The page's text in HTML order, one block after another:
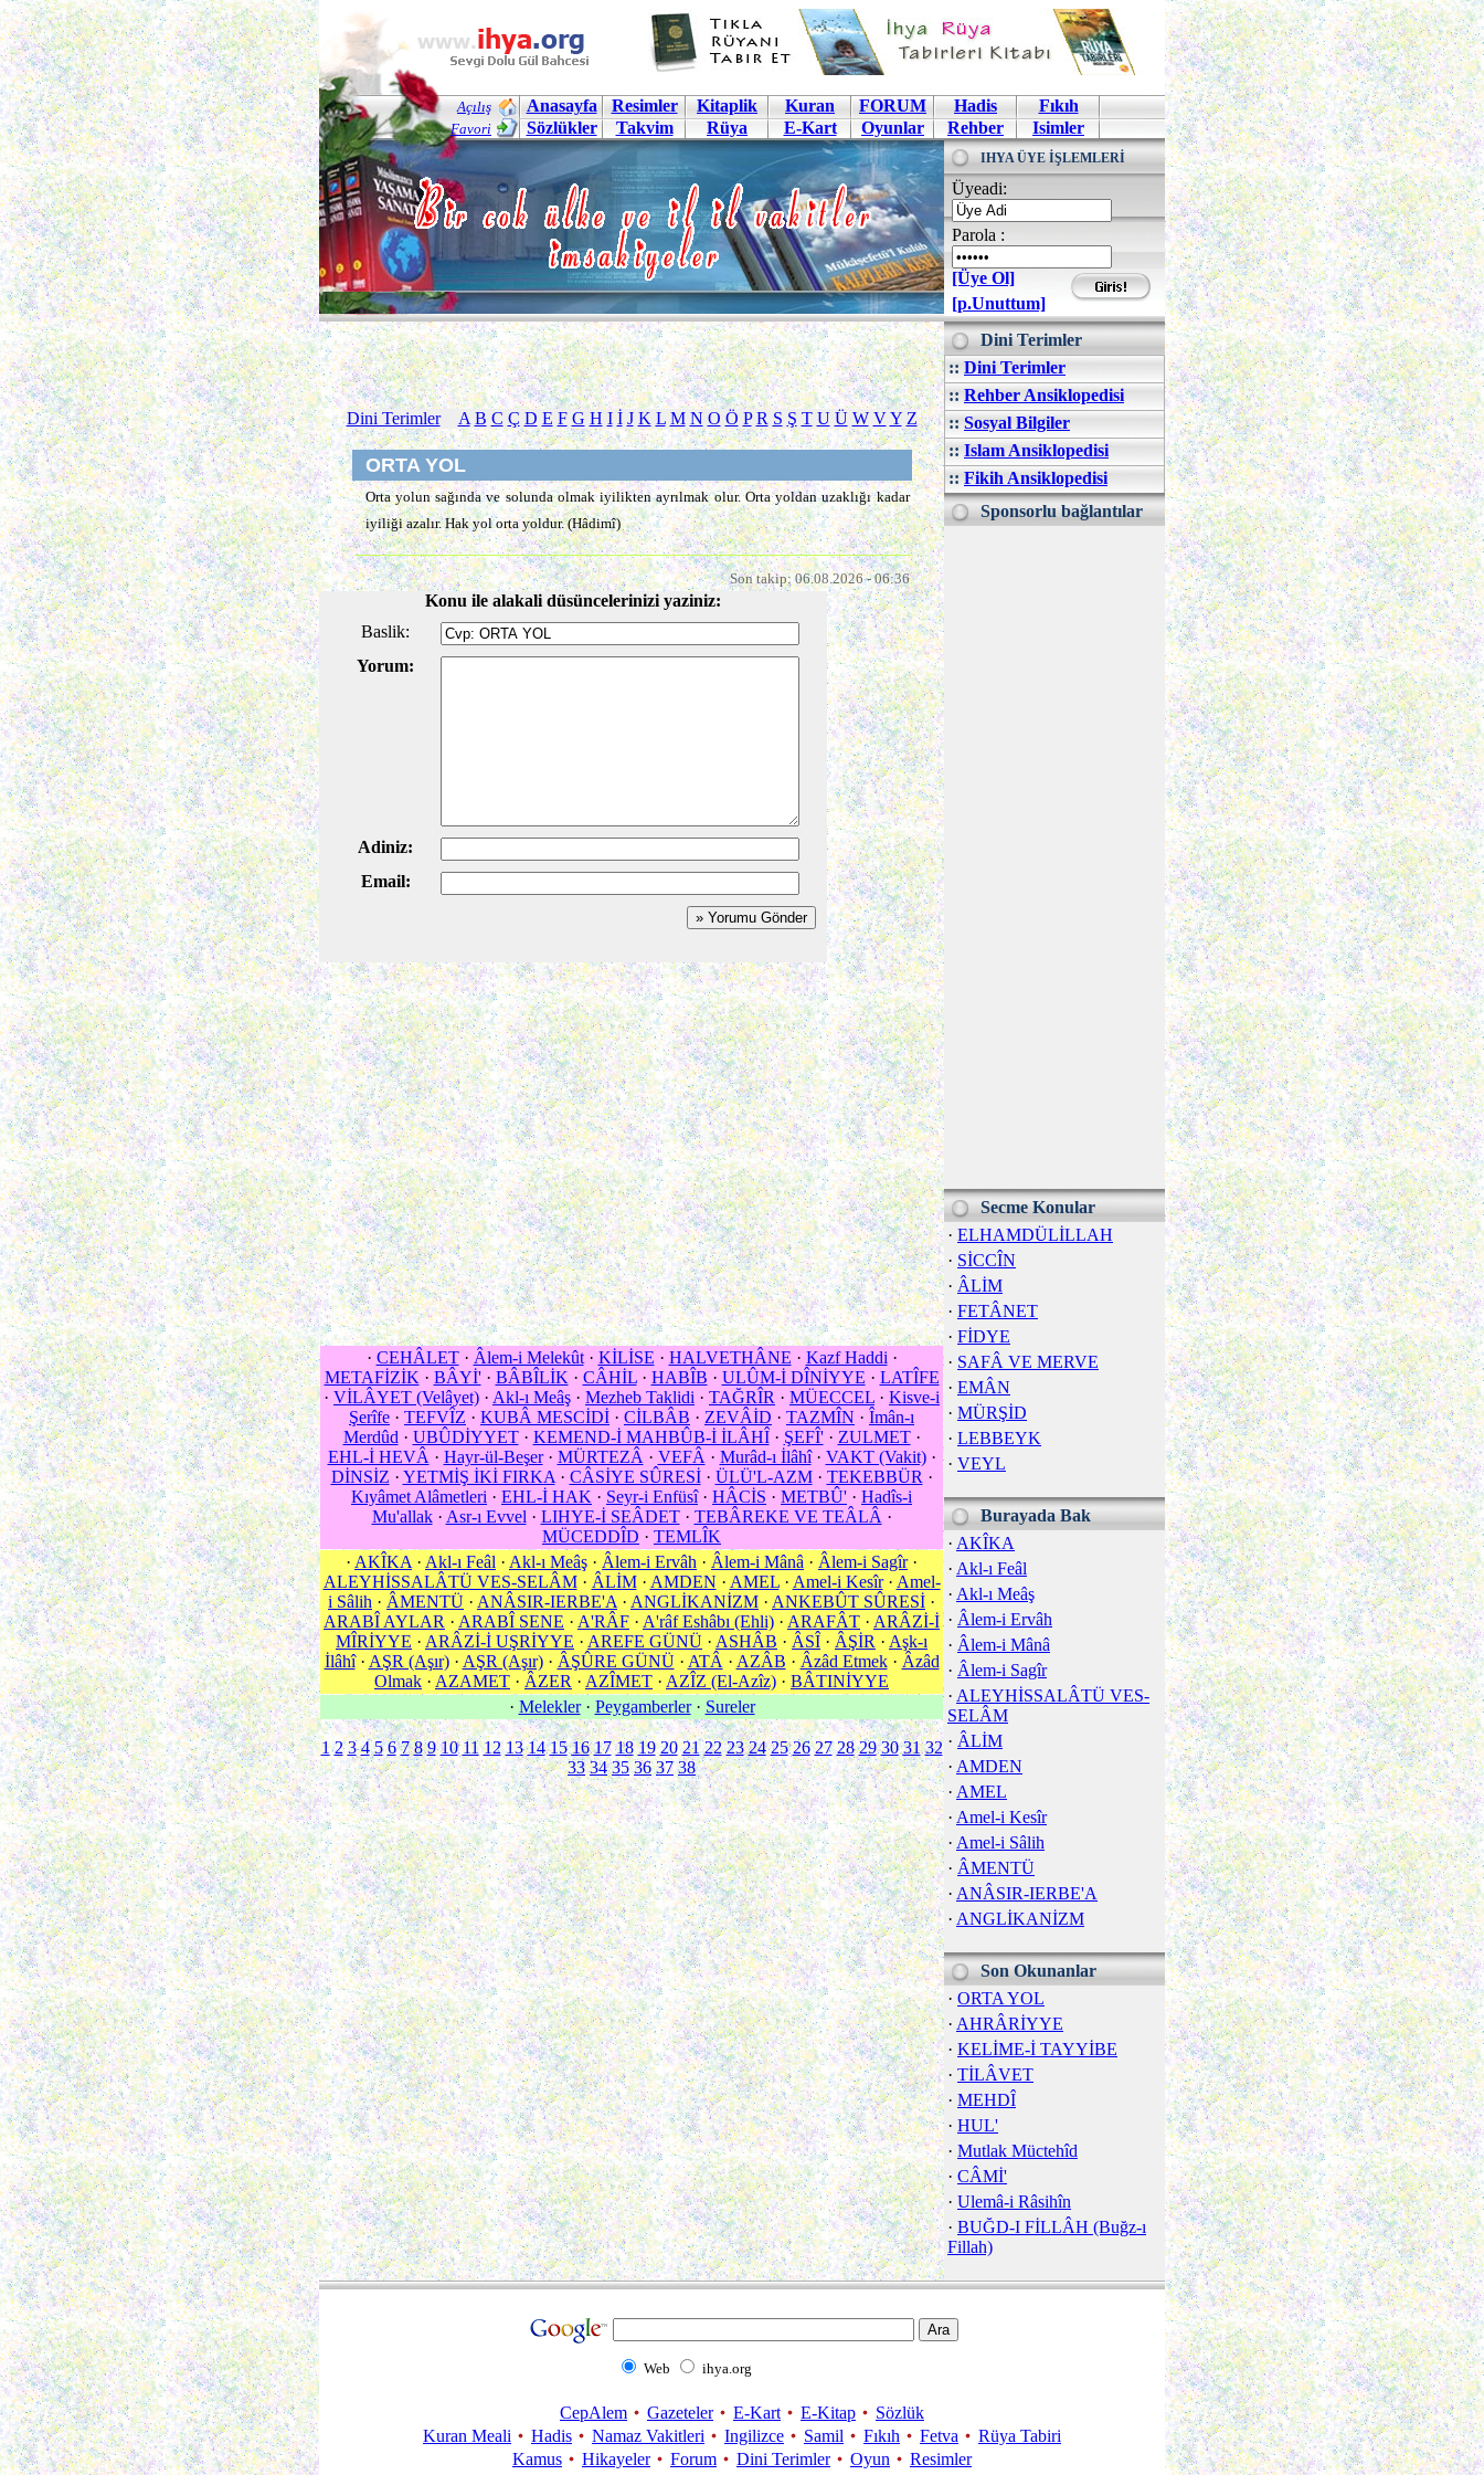
Açılış
Favori
Anasayfa Resimler Kitaplik Kuran FORUM Hadis
Fıkıh
Sözlükler
Takvim Rüya E-Kart Oyunlar Rehber Isimler
IHYA ÜYE İŞLEMLERİ
Üyeadi:
Parola :
[Üye Ol]
[p.Unuttum]
Dini Terimler
:: Dini Terimler
:: Rehber Ansiklopedisi
:: Sosyal Bilgiler
:: Islam Ansiklopedisi
:: Fikih Ansiklopedisi
Sponsorlu bağlantılar
Secme Konular
· ELHAMDÜLİLLAH
· SİCCÎN
· ÂLİM
· FETÂNET
· FİDYE
· SAFÂ VE MERVE
· EMÂN
· MÜRŞİD
· LEBBEYK
· VEYL
Burayada Bak
· AKÎKA
· Akl-ı Feâl
· Akl-ı Meâş
· Âlem-i Ervâh
· Âlem-i Mânâ
· Âlem-i Sagîr
· ALEYHİSSALÂTÜ VES-
SELÂM
· ÂLİM
· AMDEN
· AMEL
· Amel-i Kesîr
· Amel-i Sâlih
· ÂMENTÜ
· ANÂSIR-IERBE'A
· ANGLİKANİZM
Son Okunanlar
· ORTA YOL
· AHRÂRİYYE
· KELİME-İ TAYYİBE
· TİLÂVET
· MEHDÎ
· HUL'
· Mutlak Müctehîd
· CÂMİ'
· Ulemâ-i Râsihîn
· BUĞD-I FİLLÂH (Buğz-ı
Fillah)
Dini Terimler A B C Ç D E F G H I İ J K L M N O Ö P R S Ş T U Ü W V Y Z
ORTA YOL
Orta yolun sağında ve solunda olmak iyilikten ayrılmak olur. Orta yoldan uzaklığı kadar
iyiliği azalır. Hak yol orta yoldur. (Hâdimî)
Son takip: 06.08.2026 - 06:36
Konu ile alakali düsüncelerinizi yaziniz:
Baslik:
Yorum:
Adiniz:
Email:
· CEHÂLET· Âlem-i Melekût· KİLİSE · HALVETHÂNE · Kazf Haddi ·
METAFİZİK · BÂYİ'· BÂBÎLİK · CÂHİL· HABÎB · ULÛM-İ DÎNİYYE · LATÎFE
· VİLÂYET (Velâyet) · Akl-ı Meâş · Mezheb Taklidi · TAĞRÎR · MÜECCEL · Kisve-i
Şerîfe · TEFVÎZ · KUBÂ MESCİDİ · CİLBÂB · ZEVÂİD · TAZMÎN · Îmân-ı
Merdûd · UBÛDİYYET· KEMEND-İ MAHBÛB-İ İLÂHÎ· ŞEFÎ'· ZULMET·
EHL-İ HEVÂ · Hayr-ül-Beşer· MÜRTEZÂ · VEFÂ · Murâd-ı İlâhî· VAKT (Vakit)·
DİNSİZ · YETMİŞ İKİ FIRKA · CÂSİYE SÛRESİ· ÜLÜ'L-AZM· TEKEBBÜR ·
Kıyâmet Alâmetleri · EHL-İ HAK · Seyr-i Enfüsî· HÂCİS · METBÛ' · Hadîs-i
Mu'allak· Asr-ı Evvel · LIHYE-İ SEÂDET· TEBÂREKE VE TEÂLÂ ·
MÜCEDDÎD · TEMLÎK
· AKÎKA · Akl-ı Feâl · Akl-ı Meâş · Âlem-i Ervâh · Âlem-i Mânâ · Âlem-i Sagîr·
ALEYHİSSALÂTÜ VES-SELÂM· ÂLİM· AMDEN · AMEL· Amel-i Kesîr· Amel-
i Sâlih · ÂMENTÜ · ANÂSIR-IERBE'A · ANGLİKANİZM · ANKEBÛT SÛRESİ ·
ARABÎ AYLAR · ARABÎ SENE · A'RÂF · A'râf Eshâbı (Ehli) · ARAFÂT · ARÂZİ-İ
MÎRİYYE · ARÂZİ-İ UŞRİYYE · AREFE GÜNÜ · ASHÂB · ÂSÎ · ÂŞİR · Aşk-ı
İlâhî· AŞR (Aşır)· AŞR (Aşır)· ÂŞÛRE GÜNÜ· ATÂ · AZÂB · Âzâd Etmek· Âzâd
Olmak · AZAMET · ÂZER · AZÎMET · AZÎZ (El-Azîz) · BÂTINİYYE
· Melekler· Peygamberler· Sureler
1 2 3 4 5 6 7 8 9 10 11 12 13 14 15 16 17 18 19 20 21 22 23 24 25 26 27 28 29 30 31 32
33 34 35 36 37 38
Web ihya.org
CepAlem Gazeteler E-Kart E-Kitap
Sözlük
Kuran Meali
Hadis Namaz Vakitleri Ingilizce Samil Fıkıh Fetva
Rüya Tabiri
Kamus
Hikayeler Forum Dini Terimler Oyun
Resimler